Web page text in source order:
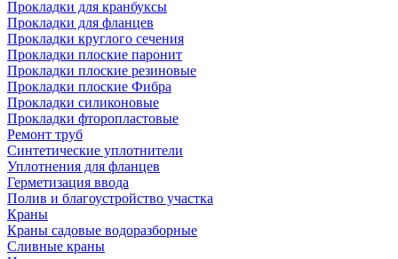
Прокладки для кранбуксы
Прокладки для фланцев
Прокладки круглого сечения
Прокладки плоские паронит
Прокладки плоские резиновые
Прокладки плоские Фибра
Прокладки силиконовые
Прокладки фторопластовые
Ремонт труб
Синтетические уплотнители
Уплотнения для фланцев
Герметизация ввода
Полив и благоустройство участка
Краны
Краны садовые водоразборные
Сливные краны